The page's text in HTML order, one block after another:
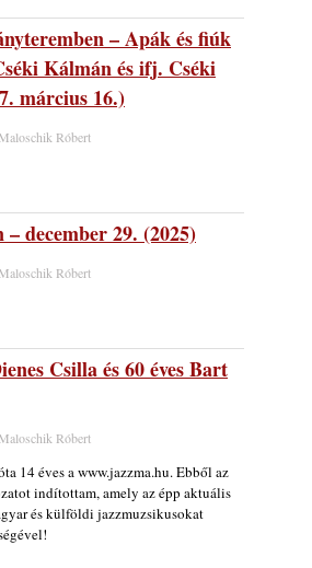
– Apák és fiúk
Kálmán és ifj. Cséki
március 16.)
Róbert
– december 29. (2025)
Róbert
Csilla és 60 éves Bart
Róbert
14 éves a www.jazzma.hu. Ebből az
indítottam, amely az épp aktuális
és külföldi jazzmuzsikusokat